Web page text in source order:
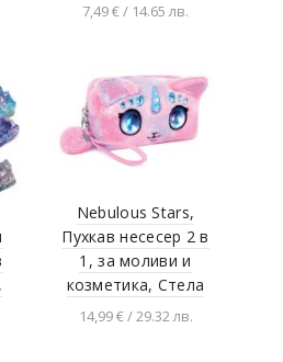
7,49 € / 14.65 лв.
Nebulous Stars,
Пухкав несесер 2 в
1, за моливи и
козметика, Стела
14,99 € / 29.32 лв.